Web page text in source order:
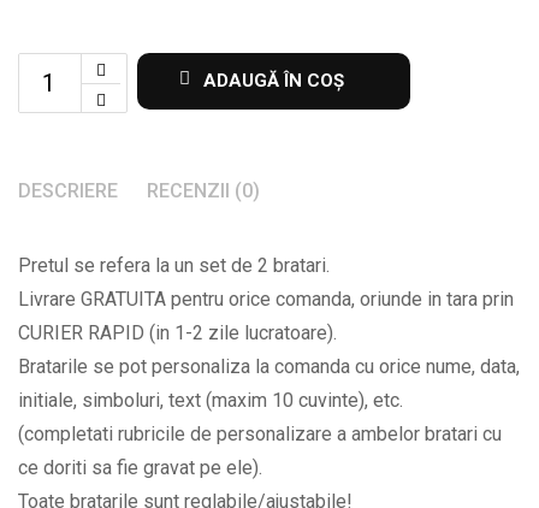
Set
cu
si
data
la
alegere
BPC218
quantity
ADAUGĂ ÎN COȘ
DESCRIERE RECENZII (0)
Pretul se refera la un set de 2 bratari.
Livrare GRATUITA pentru orice comanda, oriunde in tara prin
CURIER RAPID (in 1-2 zile lucratoare).
Bratarile se pot personaliza la comanda cu orice nume, data,
initiale, simboluri, text (maxim 10 cuvinte), etc.
(completati rubricile de personalizare a ambelor bratari cu
ce doriti sa fie gravat pe ele).
Toate bratarile sunt reglabile/ajustabile!